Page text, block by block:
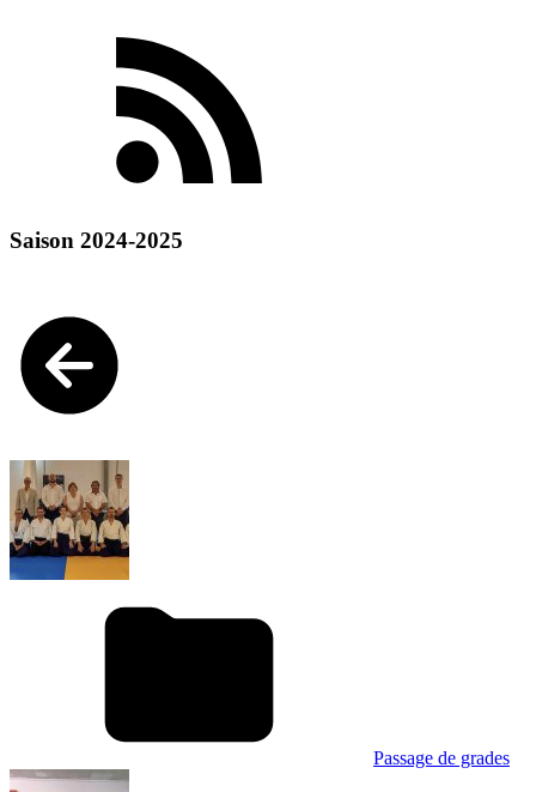
Saison 2024-2025
Passage de grades